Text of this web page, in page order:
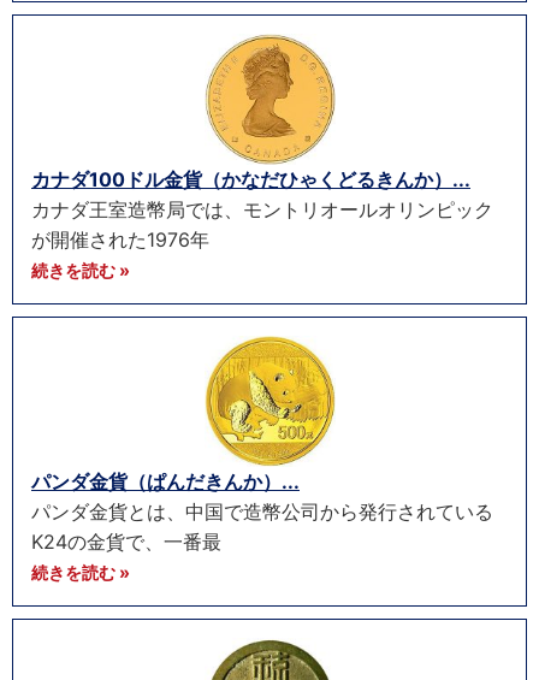
カナダ100ドル金貨（かなだひゃくどるきんか）...
カナダ王室造幣局では、モントリオールオリンピック
が開催された1976年
続きを読む »
パンダ金貨（ぱんだきんか）...
パンダ金貨とは、中国で造幣公司から発行されている
K24の金貨で、一番最
続きを読む »